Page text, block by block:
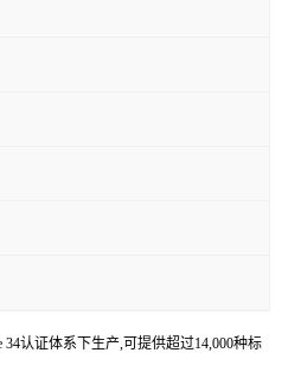
34认证体系下生产,可提供超过14,000种标